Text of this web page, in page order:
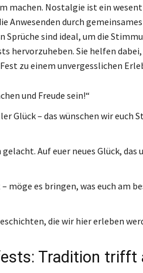
machen. Nostalgie ist ein
Anwesenden durch
Sprüche sind ideal, um die
hervorzuheben. Sie helfen dabei,
zu einem unvergesslichen
und Freude sein!“
Glück – das wünschen wir euch
Auf euer neues Glück, das
möge es bringen, was euch am
die wir hier erleben
Tradition trifft